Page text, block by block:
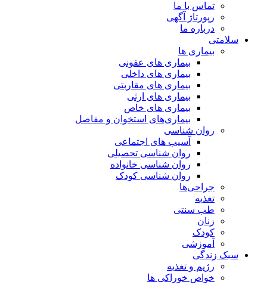
تماس با ما
رپورتاژ آگهی
درباره ما
سلامتی
بیماری ها
بیماری های عفونی
بیماری های داخلی
بیماری های مقاربتی
بیماری های ارثی
بیماری های خاص
بیماری‌های استخوان و مفاصل
روان شناسی
آسیب های اجتماعی
روان شناسی تحصیلی
روان شناسی خانواده
روان شناسی کودک
جراحی‌ها
تغذیه
طب سنتی
زنان
کودک
آموزشی
سبک زندگی
رژیم و تغذیه
خواص خوراکی ها